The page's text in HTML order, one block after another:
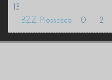
13
BZZ Piossasco
0 - 2